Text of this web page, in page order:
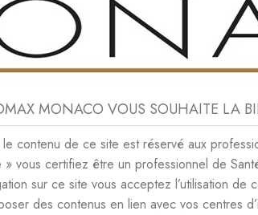
CONSOMMABLES NEWS
2019
JANUARY 2019
MONACO VOUS SOUHAITE LA
contenu de ce site est réservé aux
» vous certifiez être un professionnel de
sur ce site vous acceptez l’utilisation de
des contenus en lien avec vos centres